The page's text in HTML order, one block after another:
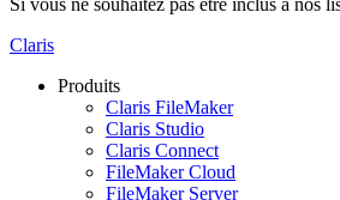
Claris
Produits
Claris FileMaker
Claris Studio
Claris Connect
FileMaker Cloud
FileMaker Server